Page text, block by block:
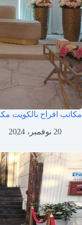
مكاتب افراح بالكويت
20 نوفمبر، 2024